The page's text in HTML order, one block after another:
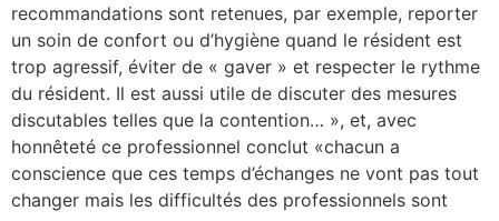
recommandations sont retenues, par exemple, reporter
un soin de confort ou d’hygiène quand le résident est
trop agressif, éviter de « gaver » et respecter le rythme
du résident. Il est aussi utile de discuter des mesures
discutables telles que la contention… », et, avec
honnêteté ce professionnel conclut «chacun a
conscience que ces temps d’échanges ne vont pas tout
changer mais les difficultés des professionnels sont